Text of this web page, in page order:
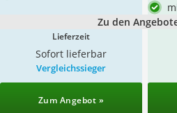
Zu den
Lieferzeit
Sofort lieferbar
Vergleichssieger
Zum Angebot »